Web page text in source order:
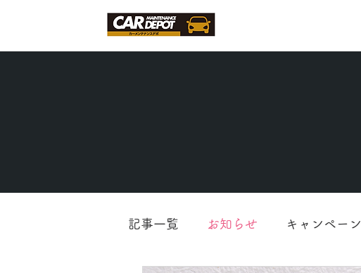
記事一覧 お知らせ キャンペーン